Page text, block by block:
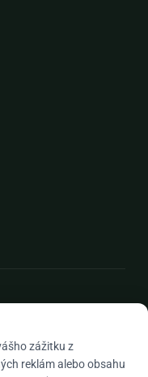
zážitku z
reklám alebo obsahu